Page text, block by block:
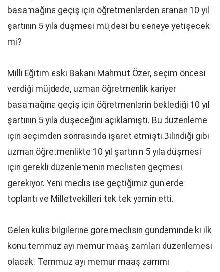
basamağına geçiş için öğretmenlerden aranan 10 yıl
şartının 5 yıla düşmesi müjdesi bu seneye yetişecek
mi?
Milli Eğitim eski Bakanı Mahmut Özer, seçim öncesi
verdiği müjdede, uzman öğretmenlik kariyer
basamağına geçiş için öğretmenlerin beklediği 10 yıl
şartının 5 yıla düşeceğini açıklamıştı. Bu düzenleme
için seçimden sonrasında işaret etmişti.Bilindiği gibi
uzman öğretmenlikte 10 yıl şartının 5 yıla düşmesi
için gerekli düzenlemenin meclisten geçmesi
gerekiyor. Yeni meclis ise geçtiğimiz günlerde
toplantı ve Milletvekilleri tek tek yemin etti.
Gelen kulis bilgilerine göre meclisin gündeminde ki ilk
konu temmuz ayı memur maaş zamları düzenlemesi
olacak. Temmuz ayı memur maaş zammı